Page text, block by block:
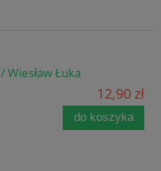
Łuka
12,90 zł
do koszyka